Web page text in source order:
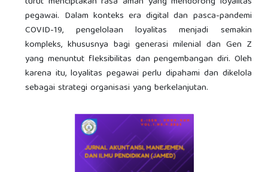
pegawai. Dalam konteks era digital dan pasca-pandemi
COVID-19, pengelolaan loyalitas menjadi semakin
kompleks, khususnya bagi generasi milenial dan Gen Z
yang menuntut fleksibilitas dan pengembangan diri. Oleh
karena itu, loyalitas pegawai perlu dipahami dan dikelola
sebagai strategi organisasi yang berkelanjutan.